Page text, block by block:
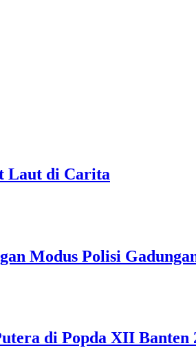
Laut di Carita
Modus Polisi
di Popda XII Banten